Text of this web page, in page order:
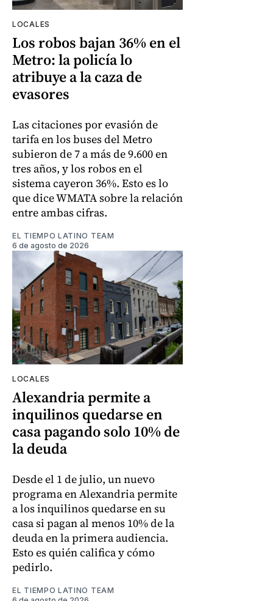
LOCALES
Los robos bajan 36% en el
Metro: la policía lo
atribuye a la caza de
evasores
Las citaciones por evasión de
tarifa en los buses del Metro
subieron de 7 a más de 9.600 en
tres años, y los robos en el
sistema cayeron 36%. Esto es lo
que dice WMATA sobre la relación
entre ambas cifras.
EL TIEMPO LATINO TEAM
6 de agosto de 2026
LOCALES
Alexandria permite a
inquilinos quedarse en
casa pagando solo 10% de
la deuda
Desde el 1 de julio, un nuevo
programa en Alexandria permite
a los inquilinos quedarse en su
casa si pagan al menos 10% de la
deuda en la primera audiencia.
Esto es quién califica y cómo
pedirlo.
EL TIEMPO LATINO TEAM